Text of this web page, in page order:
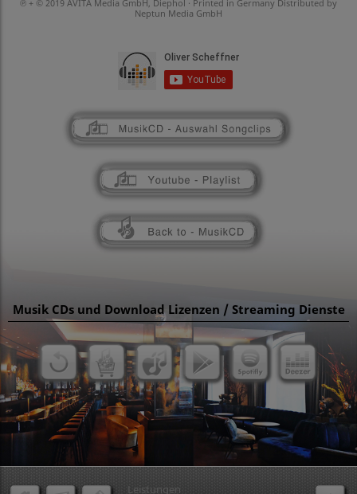
℗ + © 2019 AVITA Media GmbH, Diephol · Printed in Germany Distributed by
Neptun Media GmbH
Musik CDs und Download Lizenzen / Streaming Dienste
Leistungen